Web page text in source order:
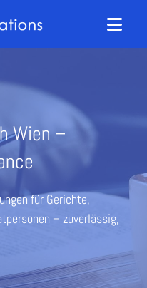
Wien –
für Gerichte,
– zuverlässig,